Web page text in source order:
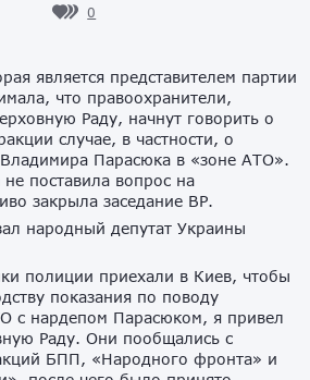
0
является представителем партии
что правоохранители,
Раду, начнут говорить о
случае, в частности, о
Владимира Парасюка в «зоне АТО».
поставила вопрос на
закрыла заседание ВР.
народный депутат Украины
полиции приехали в Киев, чтобы
показания по поводу
с нардепом Парасюком, я привел
Раду. Они пообщались с
БПП, «Народного фронта» и